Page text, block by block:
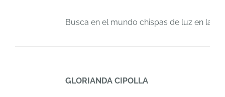
Busca en el mundo chispas de luz en la
GLORIANDA CIPOLLA